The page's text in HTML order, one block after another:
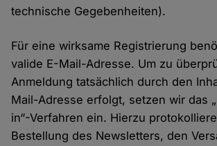
technische Gegebenheiten).
Für eine wirksame Registrierung
valide E-Mail-Adresse. Um zu
Anmeldung tatsächlich durch den
Mail-Adresse erfolgt, setzen wir das
in“-Verfahren ein. Hierzu
Bestellung des Newsletters, den